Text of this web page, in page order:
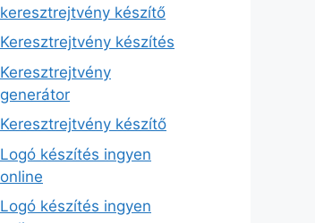
keresztrejtvény készítő
Keresztrejtvény készítés
Keresztrejtvény
generátor
Keresztrejtvény készítő
Logó készítés ingyen
online
Logó készítés ingyen